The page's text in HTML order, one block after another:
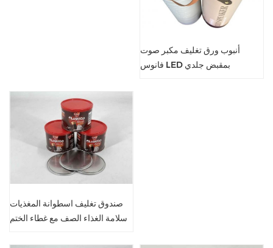
أنبوب ورق تغليف مكبر صوت
فانوس LED بمقبض جلدي
صندوق تغليف اسطوانة المغذيات
سلامة الغذاء الصف مع غطاء الختم